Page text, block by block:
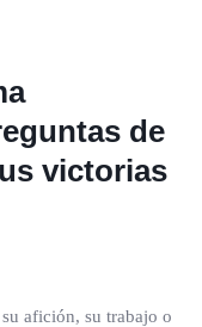
de
victorias
afición, su trabajo o